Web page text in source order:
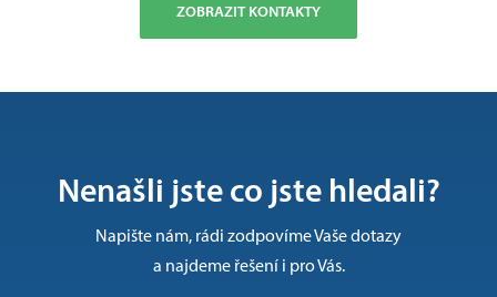
ZOBRAZIT KONTAKTY
Nenašli jste co jste hledali?
Napište nám, rádi zodpovíme Vaše dotazy
a najdeme řešení i pro Vás.